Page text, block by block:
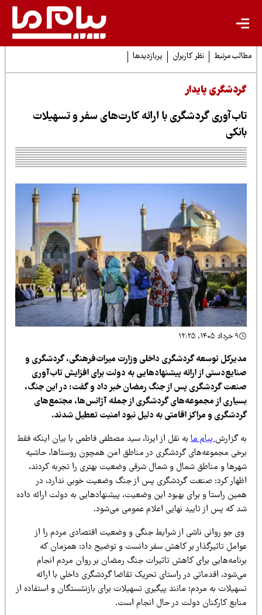
مرتبط نظر کاربران پربازدیدها
پایدار
گردشگری با ارائه کارت‌های سفر و تسهیلات
توسعه گردشگری داخلی وزارت میراث‌فرهنگی، گردشگری و
از ارائه پیشنهادهایی به دولت برای افزایش تاب‌آوری
گردشگری پس از جنگ رمضان خبر داد و گفت: در این جنگ،
از مجموعه‌های گردشگری از جمله آژانس‌ها، مجتمع‌های
و مراکز اقامتی به دلیل نبود امنیت تعطیل شدند.
گزارشپیام مابه نقل از ایرنا، سید مصطفی فاطمی با بیان اینکه فقط
مجموعه‌های گردشگری در مناطق امن همچون روستاها، حاشیه
و مناطق شمال و شمال شرقی وضعیت بهتری را تجربه کردند،
کرد: صنعت گردشگری پس از جنگ وضعیت خوبی ندارد، در
راستا و برای بهبود این وضعیت، پیشنهادهایی به دولت ارائه داده
که پس از تایید نهایی اعلام عمومی می‌شود.
جو روانی ناشی از شرایط جنگی و وضعیت اقتصادی مردم را از
تاثیرگذار بر کاهش سفر دانست و توضیح داد: همزمان که
برای کاهش تاثیرات جنگ رمضان بر روان مردم انجام
اقدماتی در راستای تحریک تقاضا گردشگری داخلی با ارائه
به مردم؛ مانند پیگیری تسهیلات برای بازنشستگان و استفاده از
کارکنان دولت در حال انجام است.